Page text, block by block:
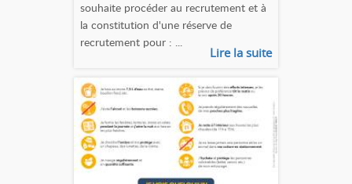
souhaite procéder au recrutement et à
la constitution d'une réserve de
recrutement pour : ...
Lire la suite